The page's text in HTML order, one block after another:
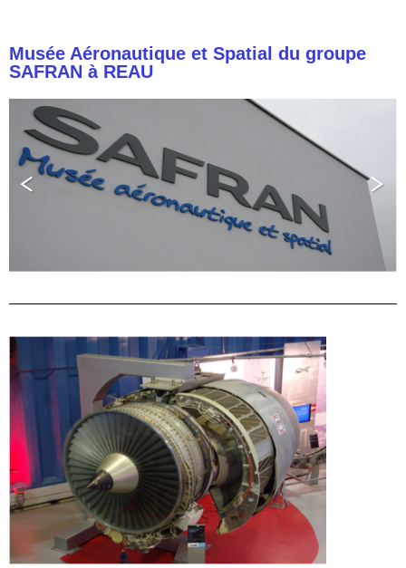
Musée Aéronautique et Spatial du groupe
SAFRAN à REAU